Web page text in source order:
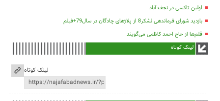
اولین تاکسی در نجف آباد
بازدید شورای فرماندهی لشکر8 از پلاژهای چادگان در سال79+فیلم
قلم‌ها از حاج احمد کاظمی می‌گویند
لینک کوتاه
لینک کوتاه